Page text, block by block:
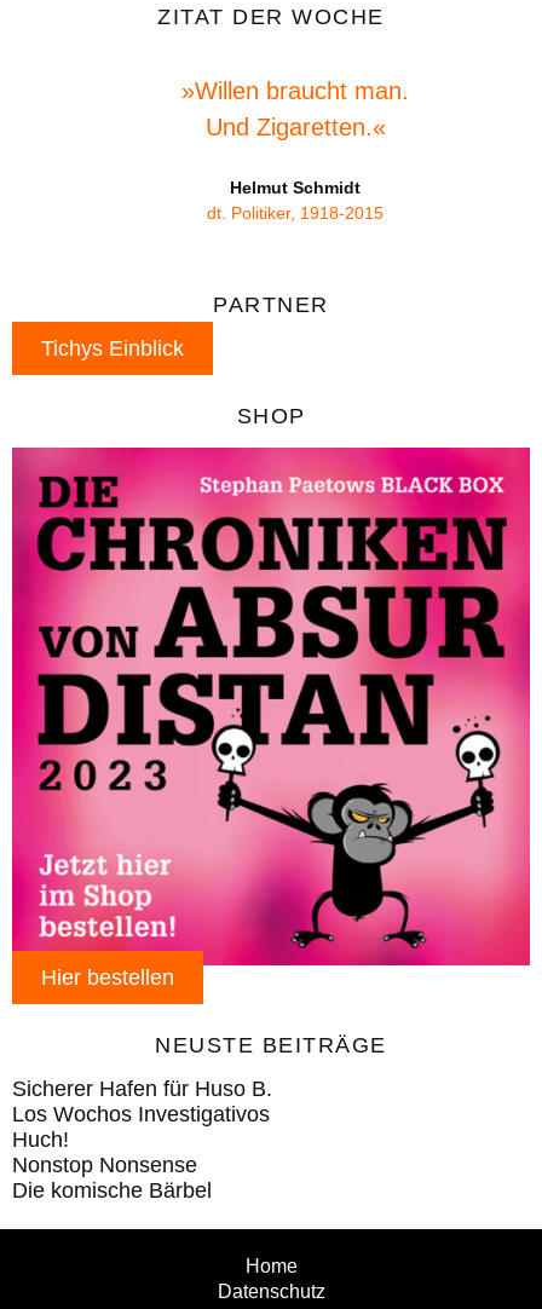
ZITAT DER WOCHE
»Willen braucht man.
Und Zigaretten.«
Helmut Schmidt
dt. Politiker, 1918-2015
PARTNER
Tichys Einblick
SHOP
Hier bestellen
NEUSTE BEITRÄGE
Sicherer Hafen für Huso B.
Los Wochos Investigativos
Huch!
Nonstop Nonsense
Die komische Bärbel
Home
Datenschutz